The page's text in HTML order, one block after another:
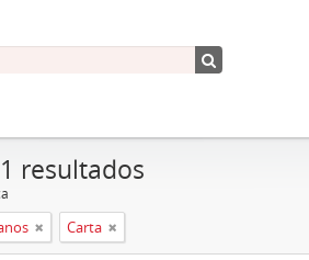
resultados
Carta